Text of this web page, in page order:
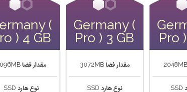
Pro
Germany (
Pro ) 3 GB
مقدار فضا 3072MB
نوع هارد
(
) 4 GB
مقدار فضا 4096MB
نوع هارد